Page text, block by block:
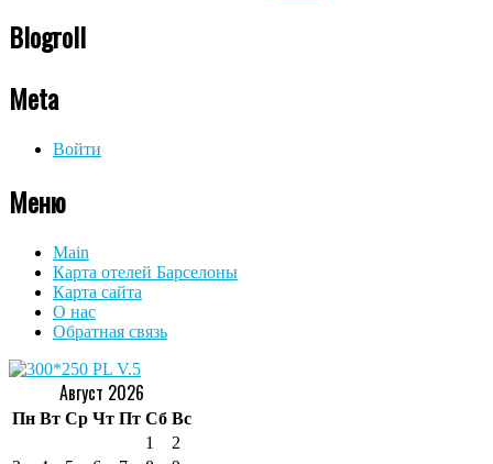
Blogroll
Meta
Войти
Меню
Main
Карта отелей Барселоны
Карта сайта
О нас
Обратная связь
Август 2026
Пн Вт Ср Чт Пт Сб Вс
1
2